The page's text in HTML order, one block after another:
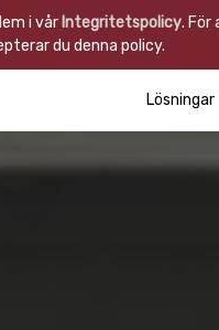
i vår Integritetspolicy. För
du denna policy.
Lösningar